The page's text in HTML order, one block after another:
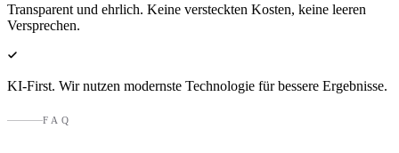
Transparent und ehrlich. Keine versteckten Kosten, keine leeren
Versprechen.
KI-First. Wir nutzen modernste Technologie für bessere Ergebnisse.
FAQ